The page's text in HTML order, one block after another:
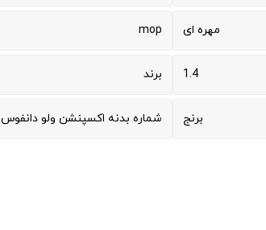
مهره ای
1.4
برنج
mop
برند
شماره بدنه اکسپنشن ولو دانفوس